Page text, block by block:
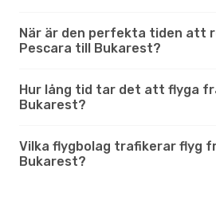
När är den perfekta tiden att
Pescara till Bukarest?
Hur lång tid tar det att flyga
Bukarest?
Vilka flygbolag trafikerar flyg
Bukarest?